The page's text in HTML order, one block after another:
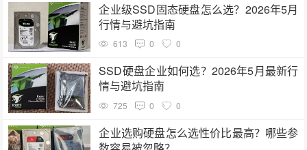
企业级SSD固态硬盘怎么选？2026年5月
行情与避坑指南
613 0 0
SSD硬盘企业如何选？2026年5月最新行
情与避坑指南
725 0 0
企业选购硬盘怎么选性价比最高？哪些参